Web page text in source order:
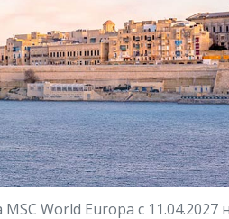
World Europa с 11.04.2027